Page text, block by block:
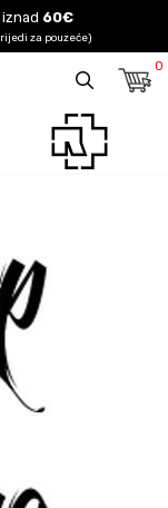
60€
za pouzeće)
0